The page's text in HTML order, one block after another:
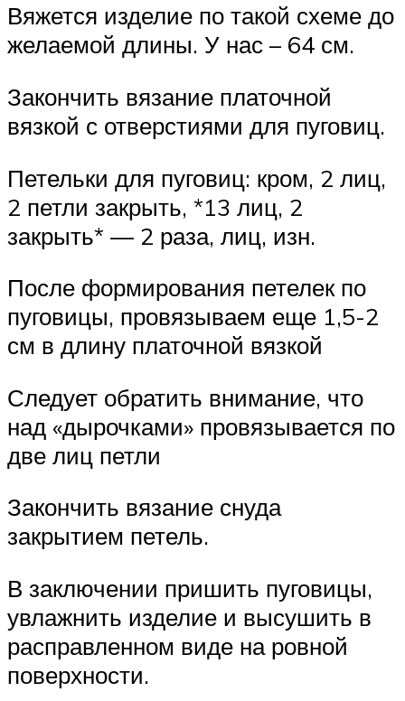
Вяжется изделие по такой схеме до
желаемой длины. У нас – 64 см.
Закончить вязание платочной
вязкой с отверстиями для пуговиц.
Петельки для пуговиц: кром, 2 лиц,
2 петли закрыть, *13 лиц, 2
закрыть* — 2 раза, лиц, изн.
После формирования петелек по
пуговицы, провязываем еще 1,5-2
см в длину платочной вязкой
Следует обратить внимание, что
над «дырочками» провязывается по
две лиц петли
Закончить вязание снуда
закрытием петель.
В заключении пришить пуговицы,
увлажнить изделие и высушить в
расправленном виде на ровной
поверхности.